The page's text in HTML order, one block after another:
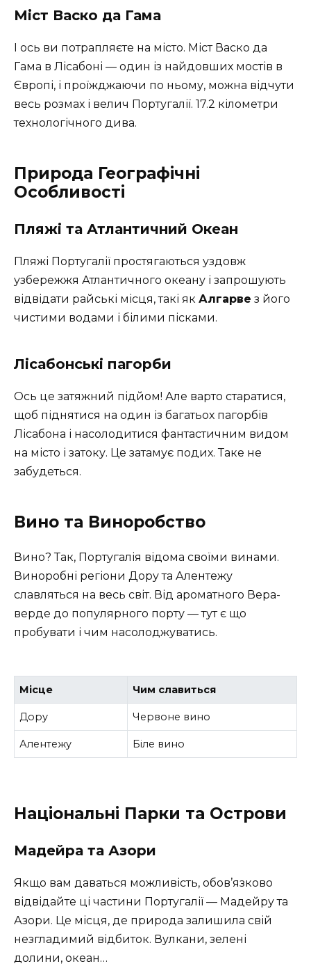
Міст Васко да Гама
І ось ви потрапляєте на місто. Міст Васко да
Гама в Лісабоні — один із найдовших мостів в
Європі, і проїжджаючи по ньому, можна відчути
весь розмах і велич Португалії. 17.2 кілометри
технологічного дива.
Природа Географічні
Особливості
Пляжі та Атлантичний Океан
Пляжі Португалії простягаються уздовж
узбережжя Атлантичного океану і запрошують
відвідати райські місця, такі як Алгарве з його
чистими водами і білими пісками.
Лісабонські пагорби
Ось це затяжний підйом! Але варто старатися,
щоб піднятися на один із багатьох пагорбів
Лісабона і насолодитися фантастичним видом
на місто і затоку. Це затамує подих. Таке не
забудеться.
Вино та Виноробство
Вино? Так, Португалія відома своїми винами.
Виноробні регіони Дору та Алентежу
славляться на весь світ. Від ароматного Вера-
верде до популярного порту — тут є що
пробувати і чим насолоджуватись.
Місце Чим славиться
Дору Червоне вино
Алентежу Біле вино
Національні Парки та Острови
Мадейра та Азори
Якщо вам даваться можливість, обов’язково
відвідайте ці частини Португалії — Мадейру та
Азори. Це місця, де природа залишила свій
незгладимий відбиток. Вулкани, зелені
долини, океан…